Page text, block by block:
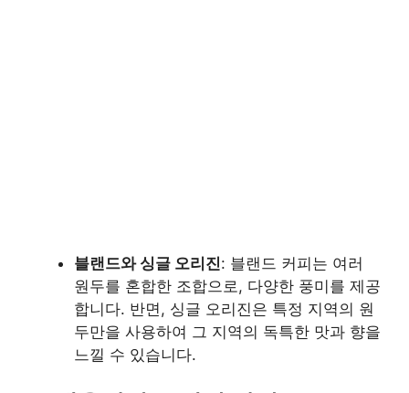
블랜드와 싱글 오리진: 블랜드 커피는 여러
원두를 혼합한 조합으로, 다양한 풍미를 제공
합니다. 반면, 싱글 오리진은 특정 지역의 원
두만을 사용하여 그 지역의 독특한 맛과 향을
느낄 수 있습니다.